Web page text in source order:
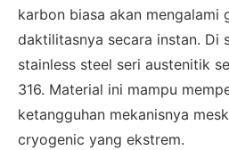
karbon biasa akan mengalami
daktilitasnya secara instan. Di
stainless steel seri austenitik
316. Material ini mampu
ketangguhan mekanisnya
cryogenic yang ekstrem.